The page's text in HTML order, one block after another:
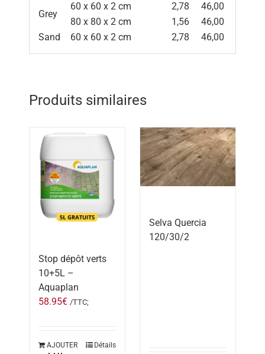
Grey
60 x 60 x 2 cm 2,78
46,00
80 x 80 x 2 cm
1,56
46,00
Sand
60 x 60 x 2 cm 2,78 46,00
Produits similaires
Stop dépôt verts
10+5L –
Aquaplan
58.95€ /TTC;
AJOUTER
Détails
Selva Quercia
120/30/2